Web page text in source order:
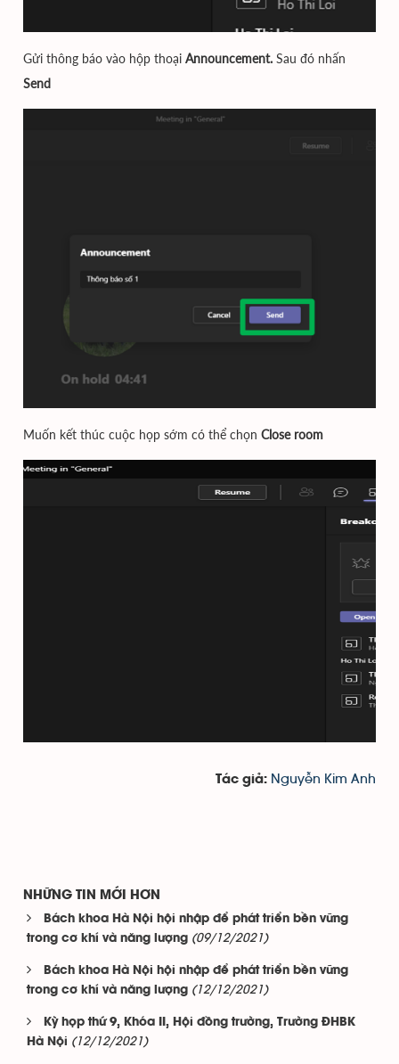
Gửi thông báo vào hộp thoại Announcement. Sau đó nhấn
Send
Muốn kết thúc cuộc họp sớm có thể chọn Close room
Tác giả: Nguyễn Kim Anh
NHỮNG TIN MỚI HƠN
Bách khoa Hà Nội hội nhập để phát triển bền vững
trong cơ khí và năng lượng (09/12/2021)
Bách khoa Hà Nội hội nhập để phát triển bền vững
trong cơ khí và năng lượng (12/12/2021)
Kỳ họp thứ 9, Khóa II, Hội đồng trường, Trường ĐHBK
Hà Nội (12/12/2021)